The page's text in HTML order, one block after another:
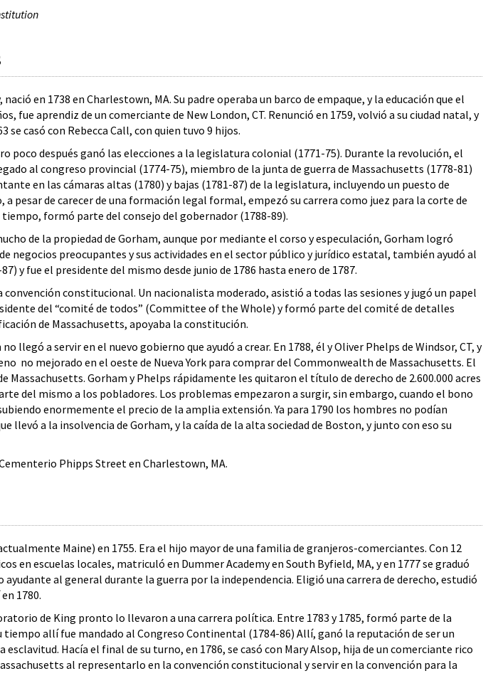
en 1738 en Charlestown, MA. Su padre operaba un barco de empaque, y la educación que el
fue aprendiz de un comerciante de New London, CT. Renunció en 1759, volvió a su ciudad natal, y
casó con Rebecca Call, con quien tuvo 9 hijos.
después ganó las elecciones a la legislatura colonial (1771-75). Durante la revolución, el
al congreso provincial (1774-75), miembro de la junta de guerra de Massachusetts (1778-81)
en las cámaras altas (1780) y bajas (1781-87) de la legislatura, incluyendo un puesto de
pesar de carecer de una formación legal formal, empezó su carrera como juez para la corte de
formó parte del consejo del gobernador (1788-89).
de la propiedad de Gorham, aunque por mediante el corso y especulación, Gorham logró
negocios preocupantes y sus actividades en el sector público y jurídico estatal, también ayudó al
y fue el presidente del mismo desde junio de 1786 hasta enero de 1787.
constitucional. Un nacionalista moderado, asistió a todas las sesiones y jugó un papel
del “comité de todos” (Committee of the Whole) y formó parte del comité de detalles
de Massachusetts, apoyaba la constitución.
llegó a servir en el nuevo gobierno que ayudó a crear. En 1788, él y Oliver Phelps de Windsor, CT, y
no mejorado en el oeste de Nueva York para comprar del Commonwealth de Massachusetts. El
Massachusetts. Gorham y Phelps rápidamente les quitaron el título de derecho de 2.600.000 acres
del mismo a los pobladores. Los problemas empezaron a surgir, sin embargo, cuando el bono
enormemente el precio de la amplia extensión. Ya para 1790 los hombres no podían
llevó a la insolvencia de Gorham, y la caída de la alta sociedad de Boston, y junto con eso su
Phipps Street en Charlestown, MA.
Maine) en 1755. Era el hijo mayor de una familia de granjeros-comerciantes. Con 12
en escuelas locales, matriculó en Dummer Academy en South Byfield, MA, y en 1777 se graduó
al general durante la guerra por la independencia. Eligió una carrera de derecho, estudió
1780.
de King pronto lo llevaron a una carrera política. Entre 1783 y 1785, formó parte de la
tiempo allí fue mandado al Congreso Continental (1784-86) Allí, ganó la reputación de ser un
Hacía el final de su turno, en 1786, se casó con Mary Alsop, hija de un comerciante rico
al representarlo en la convención constitucional y servir en la convención para la